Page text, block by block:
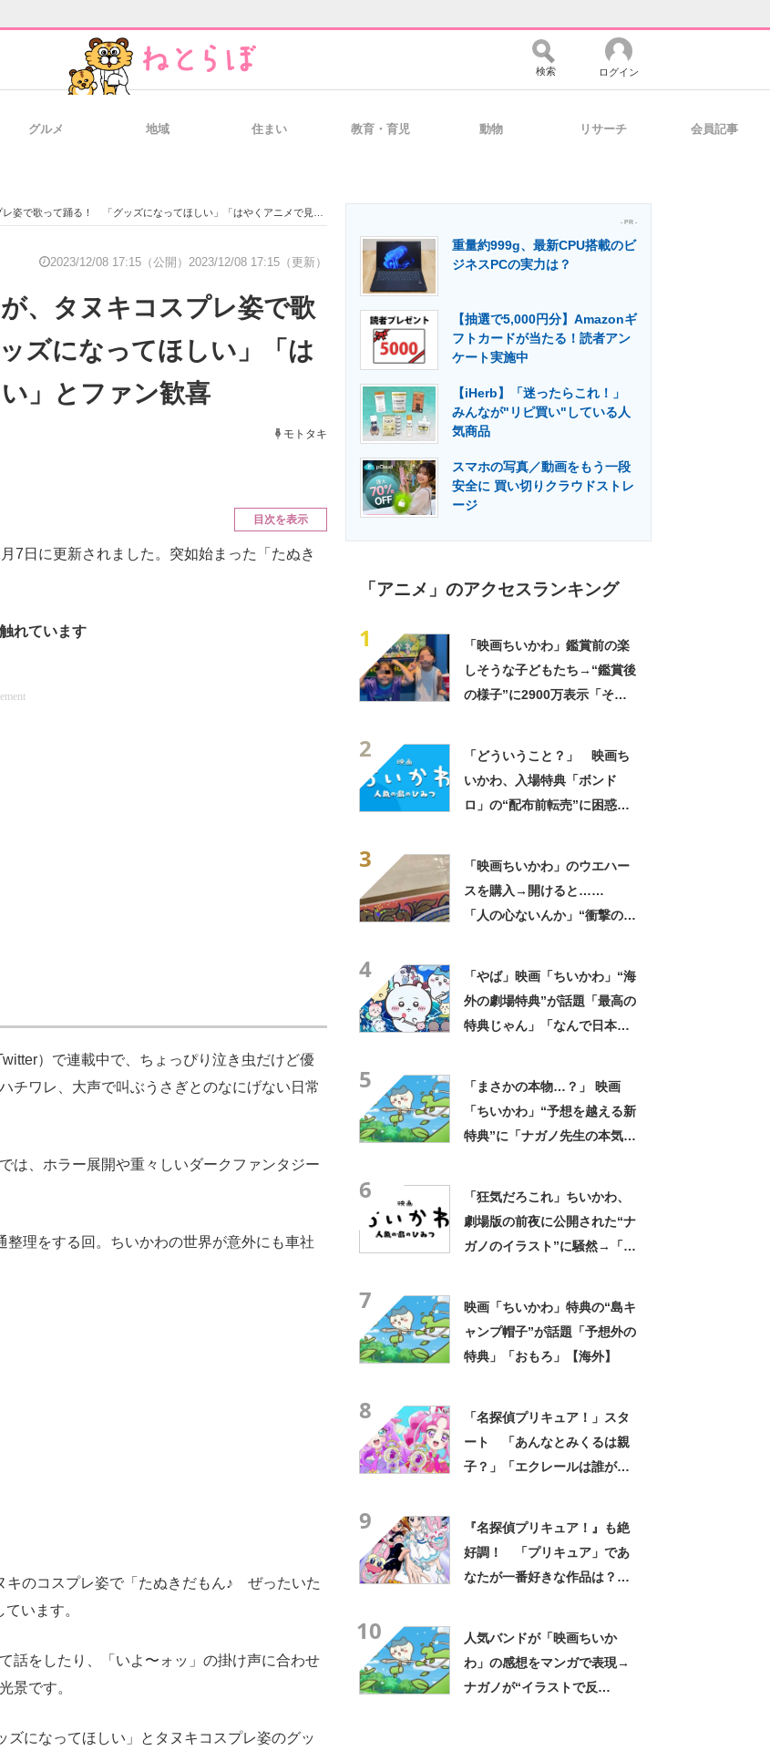
経営リーダーのコミュニティ マーケ×ITの今がよく分かる
製造業のIT導入・活用を支援
エネルギーの専門メディア 建設×テクノロジーの最前線
検索 ログイン
グルメ 地域 住まい 教育・育児 動物 リサーチ 会員記事
歌って踊る！ 「グッズになってほしい」「はやくアニメで見たい」とファン歓喜
2023/12/08 17:15（公開） 2023/12/08 17:15（更新）
、タヌキコスプレ姿で歌
ズになってほしい」「は
」とファン歓喜
モトタキ
目次を表示
7日に更新されました。突如始まった「たぬき
れています
）で連載中で、ちょっぴり泣き虫だけど優
チワレ、大声で叫ぶうさぎとのなにげない日常
は、ホラー展開や重々しいダークファンタジー
整理をする回。ちいかわの世界が意外にも車社
のコスプレ姿で「たぬきだもん♪ ぜったいた
います。
話をしたり、「いよ〜ォッ」の掛け声に合わせ
景です。
になってほしい」とタヌキコスプレ姿のグッ
- PR -
重量約999g、最新CPU搭載のビ
ジネスPCの実力は？
【抽選で5,000円分】Amazonギ
フトカードが当たる！読者アン
ケート実施中
【iHerb】「迷ったらこれ！」
みんなが"リピ買い"している人
気商品
スマホの写真／動画をもう一段
安全に 買い切りクラウドストレ
ージ
「アニメ」のアクセスランキング
1
「映画ちいかわ」鑑賞前の楽
しそうな子どもたち→“鑑賞後
の様子”に2900万表示「そう
2
「どういうこと？」 映画ち
いかわ、入場特典「ボンド
ロ」の“配布前転売”に困惑の
3
「映画ちいかわ」のウエハー
スを購入→開けると……
「人の心ないんか」“衝撃の中
4
「やば」映画「ちいかわ」“海
外の劇場特典”が話題「最高の
特典じゃん」「なんで日本じ
5
「まさかの本物…？」 映画
「ちいかわ」“予想を越える新
特典”に「ナガノ先生の本気」
6
「狂気だろこれ」ちいかわ、
劇場版の前夜に公開された“ナ
ガノのイラスト”に騒然→「怖
7
映画「ちいかわ」特典の“島キ
ャンプ帽子”が話題「予想外の
特典」「おもろ」【海外】
8
「名探偵プリキュア！」スタ
ート 「あんなとみくるは親
子？」「エクレールは誰が変
9
『名探偵プリキュア！』も絶
好調！ 「プリキュア」であ
なたが一番好きな作品は？
10
人気バンドが「映画ちいか
わ」の感想をマンガで表現→
ナガノが“イラストで反